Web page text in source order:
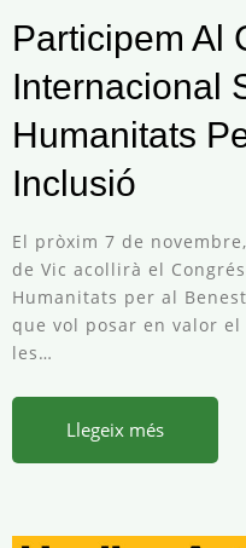
Participem Al
Internacional
Humanitats
Inclusió
El pròxim 7 de
de Vic acollirà el
Humanitats per al
que vol posar en valor
les…
Llegeix més